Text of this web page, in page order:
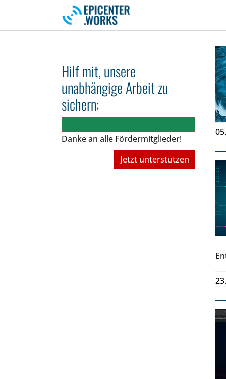
Skip to main navigation
Skip to main content
Skip to page footer
Hilf mit, unsere
unabhängige Arbeit zu
sichern:
Danke an alle Fördermitglieder!
Jetzt unterstützen